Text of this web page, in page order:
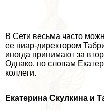
В Сети весьма часто
ее пиар-директором
иногда принимают за
Однако, по словам
коллеги.
Екатерина Скулкина и